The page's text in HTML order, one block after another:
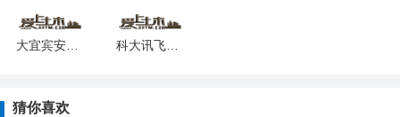
大宜宾安卓版最新版下载 科大讯飞麦芽岛最新版安卓下载
猜你喜欢